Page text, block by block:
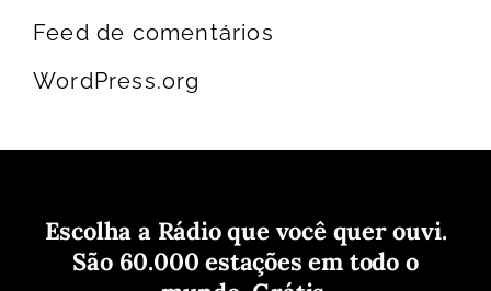
Feed de comentários
WordPress.org
Escolha a Rádio que você quer ouvi.
São 60.000 estações em todo o